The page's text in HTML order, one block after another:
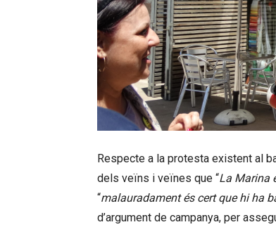
Respecte a la protesta existent al
dels veïns i veïnes que “La Marina
“malauradament és cert que hi ha
d’argument de campanya, per